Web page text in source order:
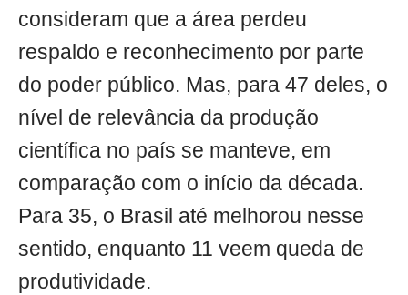
consideram que a área perdeu
respaldo e reconhecimento por parte
do poder público. Mas, para 47 deles, o
nível de relevância da produção
científica no país se manteve, em
comparação com o início da década.
Para 35, o Brasil até melhorou nesse
sentido, enquanto 11 veem queda de
produtividade.